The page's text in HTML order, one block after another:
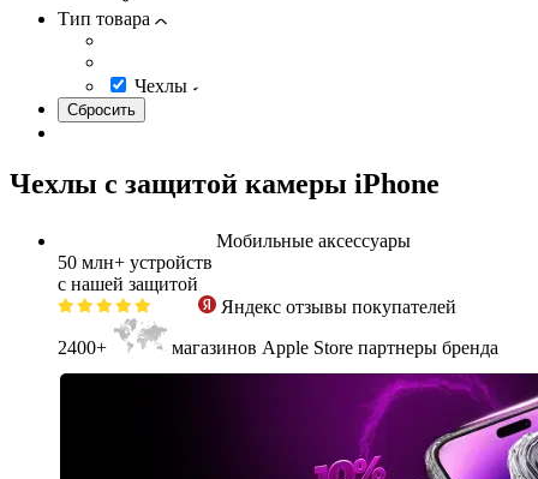
Тип товара
Чехлы
Чехлы с защитой камеры iPhone
Мобильные аксессуары
50 млн+ устройств
с нашей защитой
Яндекс отзывы покупателей
2400+
магазинов Apple Store партнеры бренда